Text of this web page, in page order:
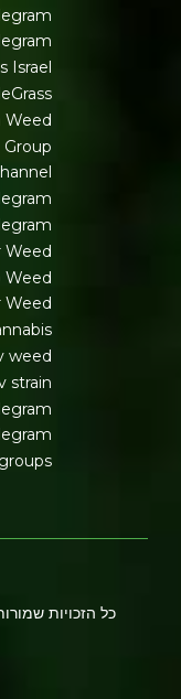
Israel
Weed
Weed
Weed
Weed
weed
strain
כל הזכויות